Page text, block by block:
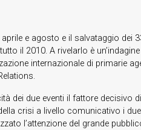
e agosto e il salvataggio dei
il 2010. A rivelarlo è
internazionale di primarie
dei due eventi il fattore decisivo
crisi a livello comunicativo i
l’attenzione del grande